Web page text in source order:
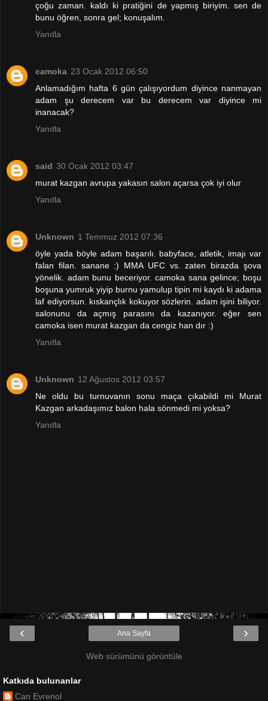
çoğu zaman. kaldı ki pratiğini de yapmış biriyim. sen de
bunu öğren, sonra gel; konuşalım.
Yanıtla
camoka 23 Ocak 2012 06:50
Anlamadığım hafta 6 gün çalışıyordum diyince nanmayan
adam şu derecem var bu derecem var diyince mi
inanacak?
Yanıtla
said 30 Ocak 2012 03:47
murat kazgan avrupa yakasın salon açarsa çok iyi olur
Yanıtla
Unknown 1 Temmuz 2012 07:36
öyle yada böyle adam başarılı. babyface, atletik, imajı var
falan filan. sanane :) MMA UFC vs. zaten birazda şova
yönelik. adam bunu beceriyor. camoka sana gelince; boşu
boşuna yumruk yiyip burnu yamulup tipin mi kaydı ki adama
laf ediyorsun. kıskançlık kokuyor sözlerin. adam işini biliyor.
salonunu da açmış parasını da kazanıyor. eğer sen
camoka isen murat kazgan da cengiz han dır :)
Yanıtla
Unknown 12 Ağustos 2012 03:57
Ne oldu bu turnuvanın sonu maça çıkabildi mi Murat
Kazgan arkadaşımız balon hala sönmedi mi yoksa?
Yanıtla
‹ ›
Ana Sayfa
Web sürümünü görüntüle
Katkıda bulunanlar
Can Evrenol